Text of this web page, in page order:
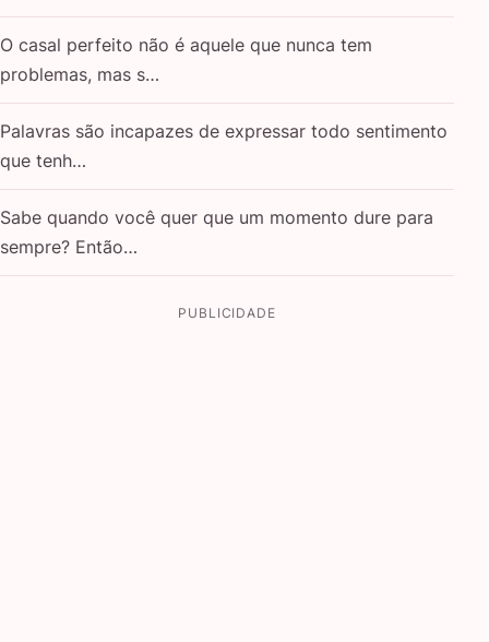
O casal perfeito não é aquele que nunca tem
problemas, mas s…
Palavras são incapazes de expressar todo sentimento
que tenh…
Sabe quando você quer que um momento dure para
sempre? Então…
PUBLICIDADE